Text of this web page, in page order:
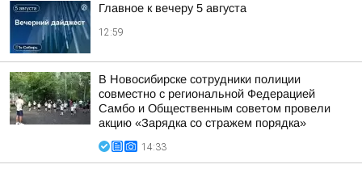
Главное к вечеру 5 августа
12:59
В Новосибирске сотрудники полиции
совместно с региональной Федерацией
Самбо и Общественным советом провели
акцию «Зарядка со стражем порядка»
14:33